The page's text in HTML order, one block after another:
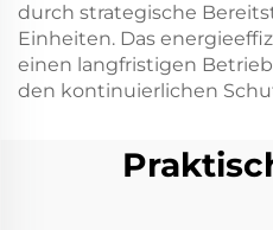
durch strategische
Einheiten. Das
einen langfristigen
den kontinuierlichen